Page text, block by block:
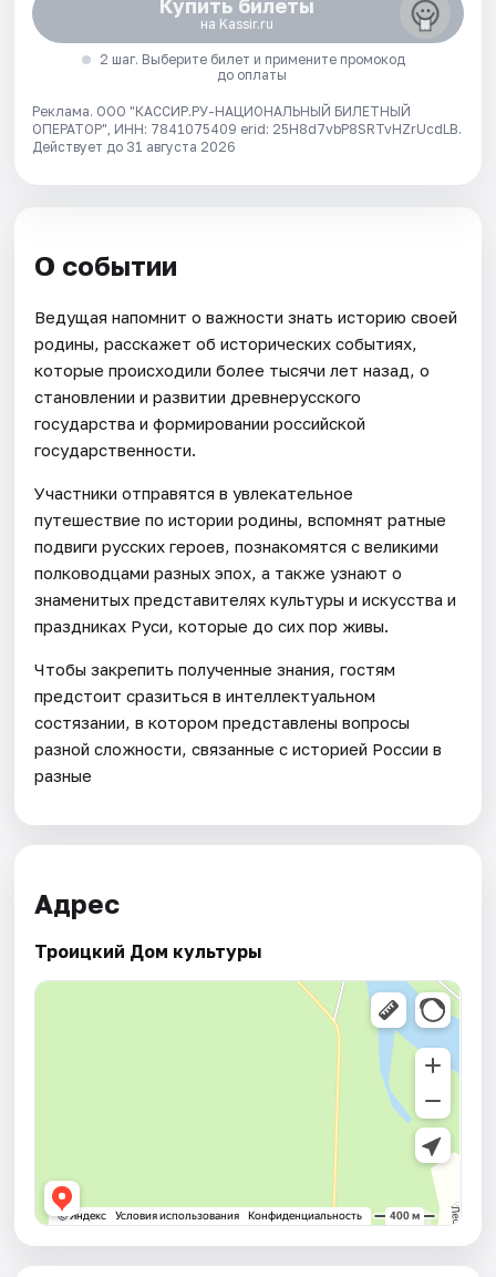
Купить билеты
на Kassir.ru
2 шаг. Выберите билет и примените промокод
до оплаты
Реклама. ООО "КАССИР.РУ-НАЦИОНАЛЬНЫЙ БИЛЕТНЫЙ
ОПЕРАТОР", ИНН: 7841075409 erid: 25H8d7vbP8SRTvHZrUcdLB.
Действует до 31 августа 2026
О событии
Ведущая напомнит о важности знать историю своей
родины, расскажет об исторических событиях,
которые происходили более тысячи лет назад, о
становлении и развитии древнерусского
государства и формировании российской
государственности.
Участники отправятся в увлекательное
путешествие по истории родины, вспомнят ратные
подвиги русских героев, познакомятся с великими
полководцами разных эпох, а также узнают о
знаменитых представителях культуры и искусства и
праздниках Руси, которые до сих пор живы.
Чтобы закрепить полученные знания, гостям
предстоит сразиться в интеллектуальном
состязании, в котором представлены вопросы
разной сложности, связанные с историей России в
разные
Адрес
Троицкий Дом культуры